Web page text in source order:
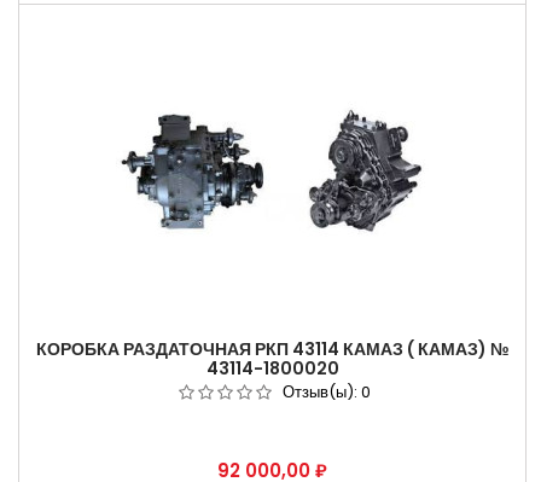
КОРОБКА РАЗДАТОЧНАЯ РКП 43114 КАМАЗ ( КАМАЗ) №
43114-1800020
Отзыв(ы): 0
Цена
92 000,00 ₽